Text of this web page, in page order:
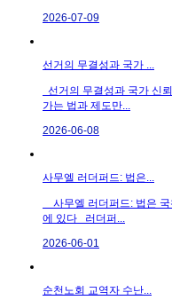
2026-07-09
선거의 무결성과 국가 ...
선거의 무결성과 국가 신
가는 법과 제도만...
2026-06-08
사무엘 러더퍼드: 법은...
사무엘 러더퍼드: 법은 국
에 있다 러더퍼...
2026-06-01
순천노회 교역자 수난...